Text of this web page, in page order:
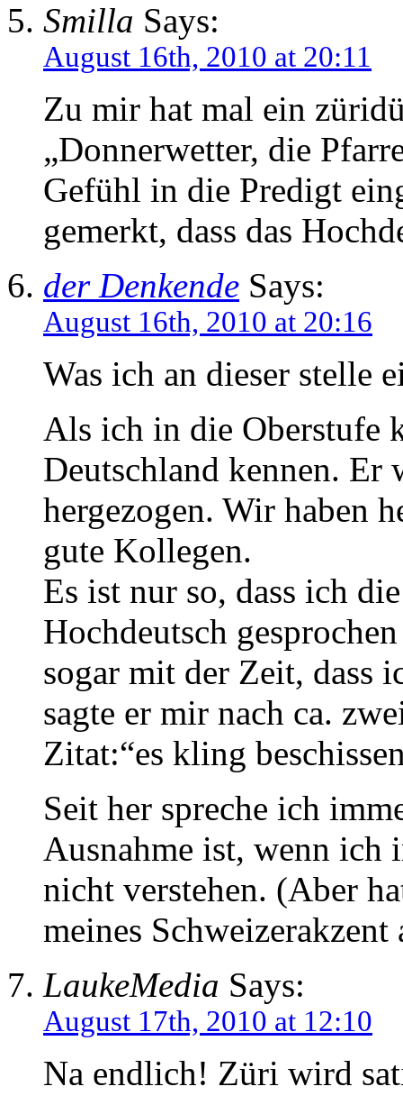
Smilla Says:
August 16th, 2010 at 20:11
Zu mir hat mal ein
„Donnerwetter, die
Gefühl in die Predigt
gemerkt, dass das
der Denkende Says:
August 16th, 2010 at 20:16
Was ich an dieser stelle
Als ich in die Oberstufe
Deutschland kennen. Er
hergezogen. Wir haben
gute Kollegen.
Es ist nur so, dass ich
Hochdeutsch
sogar mit der Zeit, dass
sagte er mir nach ca.
Zitat:“es kling
Seit her spreche ich
Ausnahme ist, wenn ich
nicht verstehen. (Aber
meines
LaukeMedia Says:
August 17th, 2010 at 12:10
Na endlich! Züri wird